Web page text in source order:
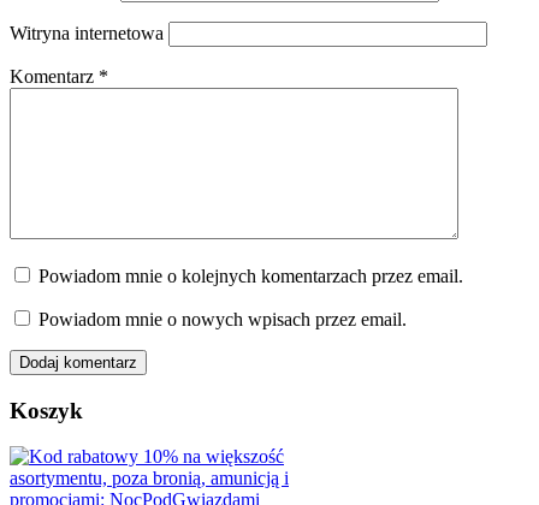
Witryna internetowa
Komentarz *
Powiadom mnie o kolejnych komentarzach przez email.
Powiadom mnie o nowych wpisach przez email.
Koszyk